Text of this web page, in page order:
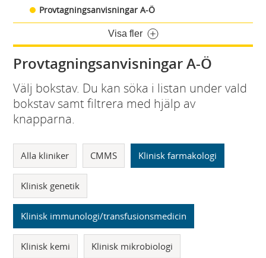
Provtagningsanvisningar A-Ö
Visa fler
Provtagningsanvisningar A-Ö
Välj bokstav. Du kan söka i listan under vald
bokstav samt filtrera med hjälp av
knapparna.
Alla kliniker CMMS Klinisk farmakologi
Klinisk genetik
Klinisk immunologi/transfusionsmedicin
Klinisk kemi Klinisk mikrobiologi